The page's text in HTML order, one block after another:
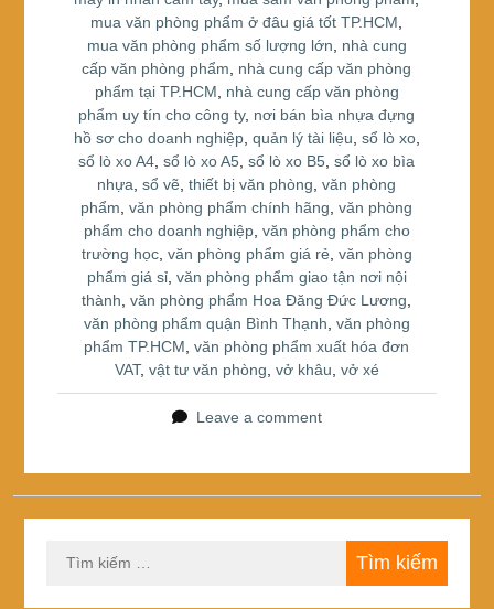
mua văn phòng phẩm ở đâu giá tốt TP.HCM
mua văn phòng phẩm số lượng lớn
nhà cung
cấp văn phòng phẩm
nhà cung cấp văn phòng
phẩm tại TP.HCM
nhà cung cấp văn phòng
phẩm uy tín cho công ty, nơi bán bìa nhựa đựng
hồ sơ cho doanh nghiệp, quản lý tài liệu sổ lò xo,
sổ lò xo A4 ,sổ lò xo A5 ,sổ lò xo B5 ,sổ lò xo bìa
nhựa ,sổ vẽ ,thiết bị văn phòng ,văn phòng
phẩm ,văn phòng phẩm chính hãng ,văn phòng
phẩm cho doanh nghiệp, văn phòng phẩm cho
trường học, văn phòng phẩm giá rẻ văn phòng
phẩm giá sỉ, văn phòng phẩm giao tận nơi nội
thành ,văn phòng phẩm Hoa Đăng Đức Lương
văn phòng phẩm quận Bình Thạnh văn phòng
phẩm TP.HCM ,văn phòng phẩm xuất hóa đơn
VAT, vật tư văn phòng vở khâu vở xé
Leave a comment
kiếm